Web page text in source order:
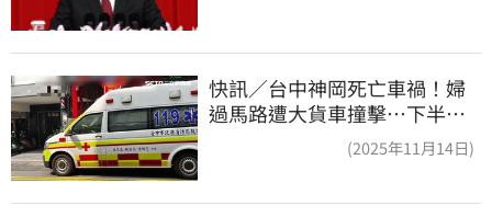
快訊／台中神岡死亡車禍！婦
過馬路遭大貨車撞擊…下半身
(2025年11月14日)